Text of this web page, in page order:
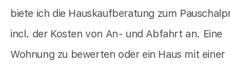
biete ich die Hauskaufberatung zum
incl. der Kosten von An- und Abfahrt an. Eine
Wohnung zu bewerten oder ein Haus mit einer